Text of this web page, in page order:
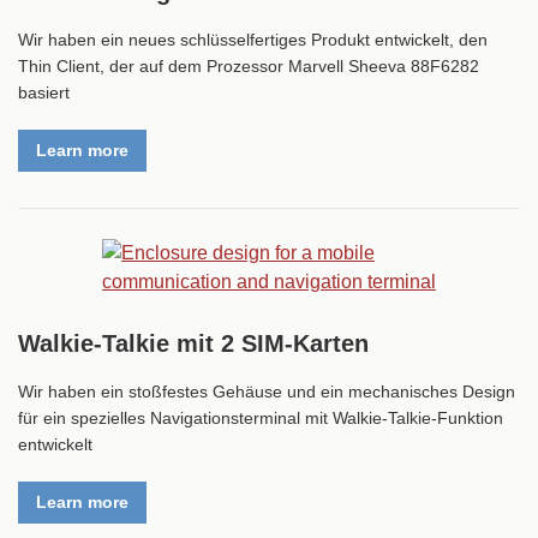
Wir haben ein neues schlüsselfertiges Produkt entwickelt, den
Thin Client, der auf dem Prozessor Marvell Sheeva 88F6282
basiert
Learn more
Walkie-Talkie mit 2 SIM-Karten
Wir haben ein stoßfestes Gehäuse und ein mechanisches Design
für ein spezielles Navigationsterminal mit Walkie-Talkie-Funktion
entwickelt
Learn more